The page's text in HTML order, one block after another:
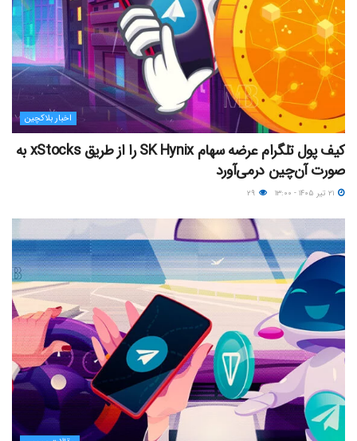
اخبار بلاکچین
کیف پول تلگرام عرضه سهام SK Hynix را از طریق xStocks به
صورت آن‌چین درمی‌آورد